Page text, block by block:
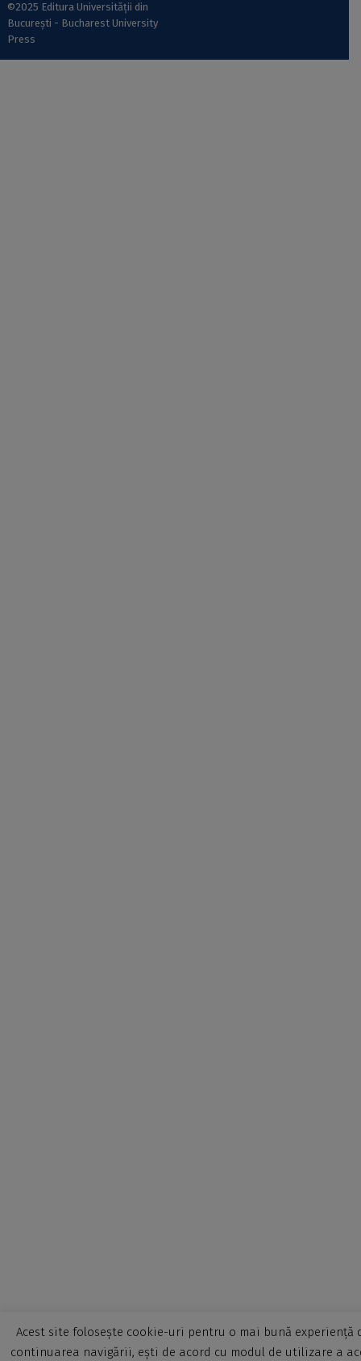
©2025 Editura Universității din
București - Bucharest University
Press
Acest site folosește cookie-uri pentru o mai bună experiență
continuarea navigării, ești de acord cu modul de utilizare a